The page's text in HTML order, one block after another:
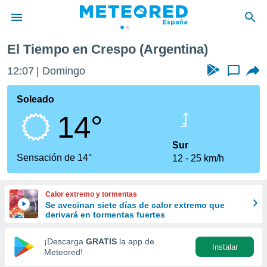
de
por
que se
calidad.
a este
las
y
forma
digital
basada
El Tiempo en Crespo (Argentina)
12:07 Domingo ...
Soleado
14°
Sensación de 14°
Sur
12
25 km/h
Calor extremo y tormentas
Se avecinan siete días de calor extremo que
derivará en tormentas fuertes
¡Descarga GRATIS la app de
Meteored!
Instalar